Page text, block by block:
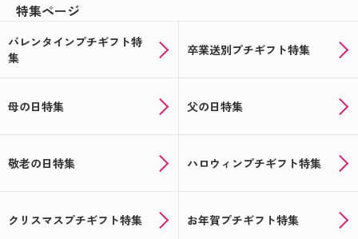
特集ページ
バレンタインプチギフト特
集
卒業送別プチギフト特集
母の日特集 父の日特集
敬老の日特集 ハロウィンプチギフト特集
クリスマスプチギフト特集 お年賀プチギフト特集